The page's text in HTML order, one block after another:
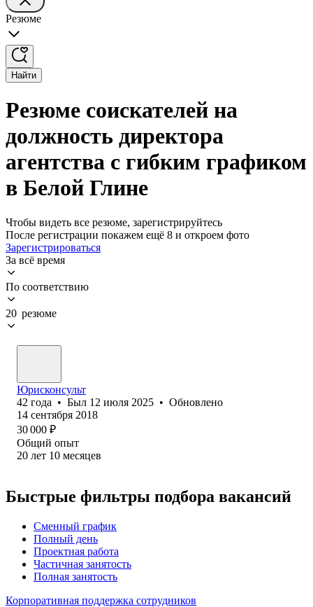
Резюме
Найти
Резюме соискателей на
должность директора
агентства с гибким графиком
в Белой Глине
Чтобы видеть все резюме, зарегистрируйтесь
После регистрации покажем ещё 8 и откроем фото
Зарегистрироваться
За всё время
По соответствию
20 резюме
Юрисконсульт
42 года • Был 12 июля 2025 • Обновлено
14 сентября 2018
30 000 ₽
Общий опыт
20 лет 10 месяцев
Быстрые фильтры подбора вакансий
Сменный график
Полный день
Проектная работа
Частичная занятость
Полная занятость
Корпоративная поддержка сотрудников